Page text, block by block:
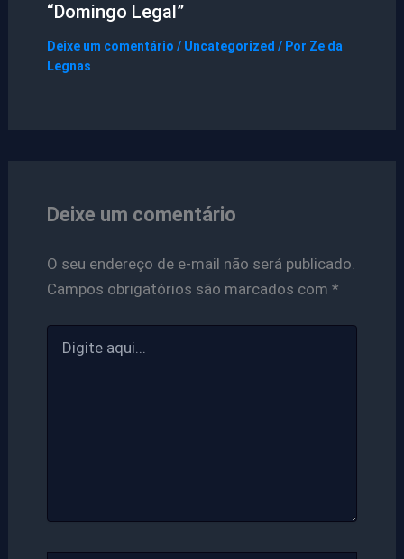
“Domingo Legal”
Deixe um comentário / Uncategorized / Por Ze da
Legnas
Deixe um comentário
O seu endereço de e-mail não será publicado.
Campos obrigatórios são marcados com *
aqui...